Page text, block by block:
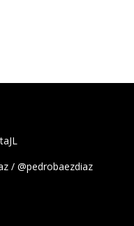
/ @pedrobaezdiaz